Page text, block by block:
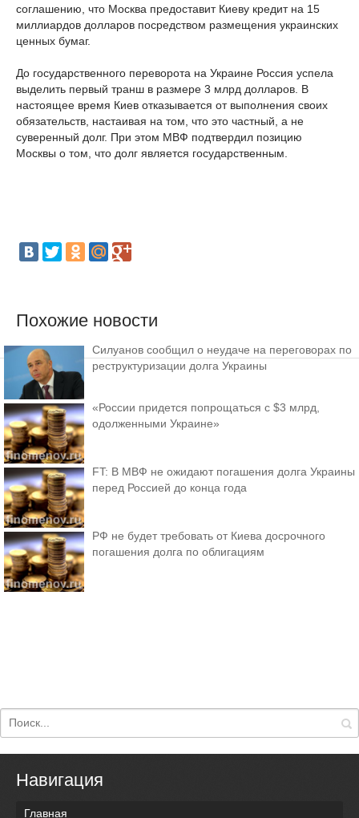
соглашению, что Москва предоставит Киеву кредит на 15
миллиардов долларов посредством размещения украинских
ценных бумаг.
До государственного переворота на Украине Россия успела
выделить первый транш в размере 3 млрд долларов. В
настоящее время Киев отказывается от выполнения своих
обязательств, настаивая на том, что это частный, а не
суверенный долг. При этом МВФ подтвердил позицию
Москвы о том, что долг является государственным.
Похожие новости
Силуанов сообщил о неудаче на переговорах по
реструктуризации долга Украины
«России придется попрощаться с $3 млрд,
одолженными Украине»
FT: В МВФ не ожидают погашения долга Украины
перед Россией до конца года
РФ не будет требовать от Киева досрочного
погашения долга по облигациям
Навигация
Главная